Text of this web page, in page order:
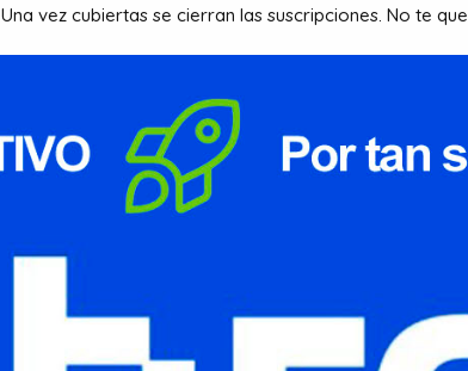
Una vez cubiertas se cierran las suscripciones. No te